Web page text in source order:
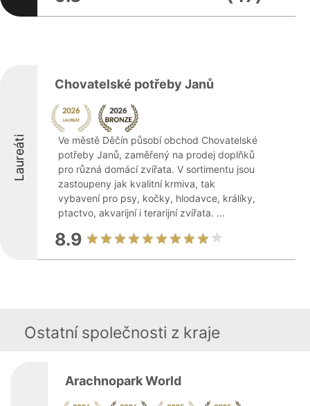
Laureáti
Chovatelské potřeby Janů
Ve městě Děčín působí obchod Chovatelské
potřeby Janů, zaměřený na prodej doplňků
pro různá domácí zvířata. V sortimentu jsou
zastoupeny jak kvalitní krmiva, tak
vybavení pro psy, kočky, hlodavce, králíky,
ptactvo, akvarijní i terarijní zvířata. ...
8.9
Ostatní společnosti z kraje
Arachnopark World